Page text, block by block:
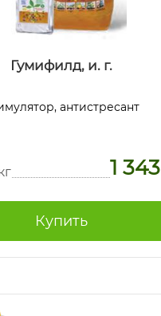
Гумифилд, и. г.
антистресант
1 343
Купить